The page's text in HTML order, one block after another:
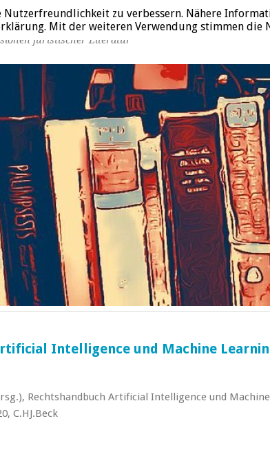
juristischer Literatur
Intelligence und Machine
Rechtshandbuch Artificial Intelligence und Machine
C.HJ.Beck
Nutzerfreundlichkeit zu verbessern. Nähere
Mit der weiteren Verwendung stimmen die